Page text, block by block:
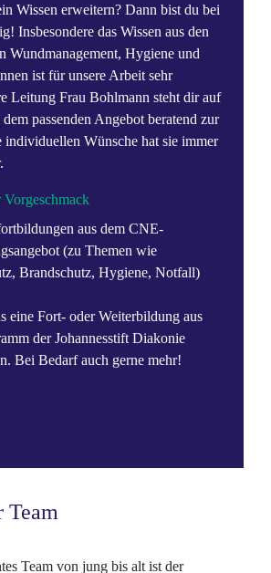
Wissen erweitern? Dann bist du bei
Insbesondere das Wissen aus den
Wundmanagement, Hygiene und
ist für unsere Arbeit sehr
Leitung Frau Bohlmann steht dir auf
passenden Angebot beratend zur
individuellen Wünsche hat sie immer
aus dem CNE-
(zu Themen wie
Brandschutz, Hygiene, Notfall)
eine Fort- oder Weiterbildung aus
der Johannesstift Diakonie
Bei Bedarf auch gerne mehr!
Team
Team von jung bis alt ist der